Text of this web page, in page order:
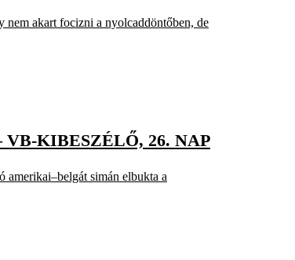
akart focizni a nyolcaddöntőben, de
KIBESZÉLŐ, 26. NAP
amerikai–belgát simán elbukta a